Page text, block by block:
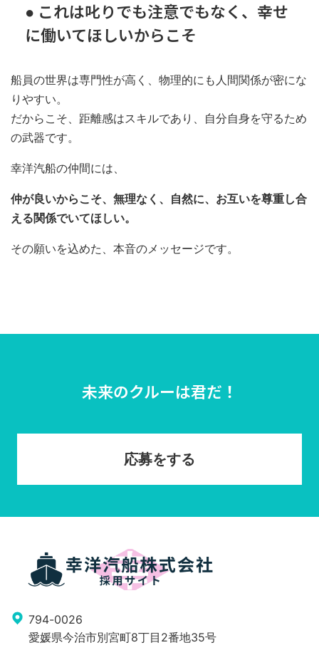
● これは叱りでも注意でもなく、幸せ
に働いてほしいからこそ
船員の世界は専門性が高く、物理的にも人間関係が密にな
りやすい。
だからこそ、距離感はスキルであり、自分自身を守るため
の武器です。
幸洋汽船の仲間には、
仲が良いからこそ、無理なく、自然に、お互いを尊重し合
える関係でいてほしい。
その願いを込めた、本音のメッセージです。
未来のクルーは君だ！
応募をする
794-0026
愛媛県今治市別宮町8丁目2番地35号